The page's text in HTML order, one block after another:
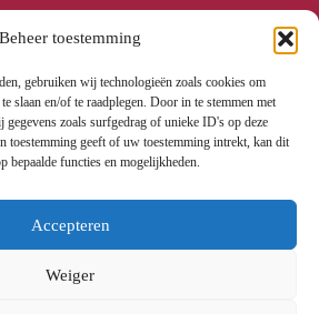
Beheer toestemming
gebruiken wij technologieën zoals cookies om
slaan en/of te raadplegen. Door in te stemmen met
gegevens zoals surfgedrag of unieke ID's op deze
toestemming geeft of uw toestemming intrekt, kan dit
bepaalde functies en mogelijkheden.
Accepteren
Weiger